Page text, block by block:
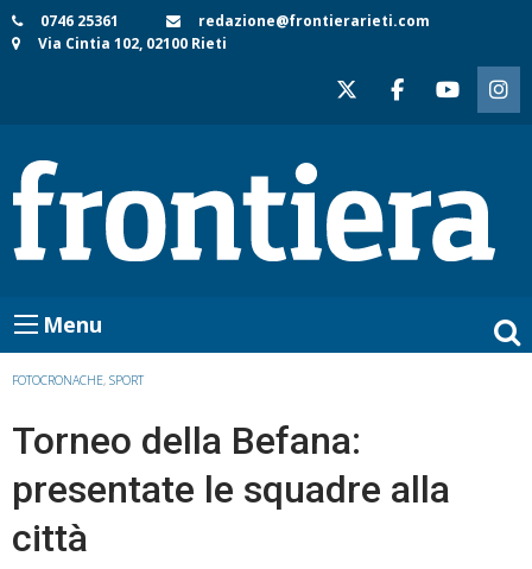
Skip
to
0746 25361
redazione@frontierarieti.com
Via Cintia 102, 02100 Rieti
Menu
FOTOCRONACHE, SPORT
Torneo della Befana:
presentate le squadre alla
città